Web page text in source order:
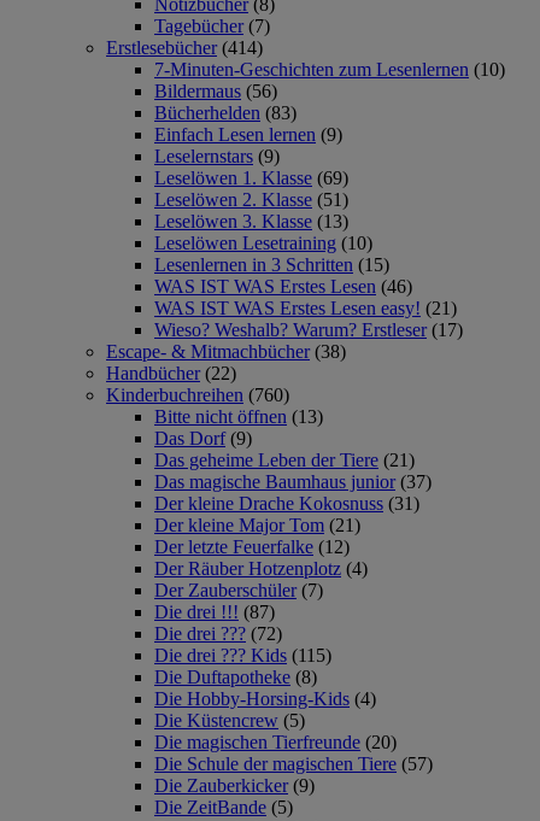
Tagebücher (7)
Erstlesebücher (414)
7-Minuten-Geschichten zum Lesenlernen (10)
Bildermaus (56)
Bücherhelden (83)
Einfach Lesen lernen (9)
Leselernstars (9)
Leselöwen 1. Klasse (69)
Leselöwen 2. Klasse (51)
Leselöwen 3. Klasse (13)
Leselöwen Lesetraining (10)
Lesenlernen in 3 Schritten (15)
WAS IST WAS Erstes Lesen (46)
WAS IST WAS Erstes Lesen easy! (21)
Wieso? Weshalb? Warum? Erstleser (17)
Escape- & Mitmachbücher (38)
Handbücher (22)
Kinderbuchreihen (760)
Bitte nicht öffnen (13)
Das Dorf (9)
Das geheime Leben der Tiere (21)
Das magische Baumhaus junior (37)
Der kleine Drache Kokosnuss (31)
Der kleine Major Tom (21)
Der letzte Feuerfalke (12)
Der Räuber Hotzenplotz (4)
Der Zauberschüler (7)
Die drei !!! (87)
Die drei ??? (72)
Die drei ??? Kids (115)
Die Duftapotheke (8)
Die Hobby-Horsing-Kids (4)
Die Küstencrew (5)
Die magischen Tierfreunde (20)
Die Schule der magischen Tiere (57)
Die Zauberkicker (9)
Die ZeitBande (5)